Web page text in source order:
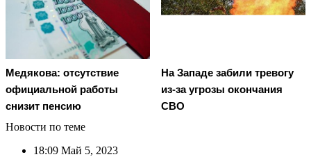
Медякова: отсутствие
официальной работы
снизит пенсию
На Западе забили тревогу
из-за угрозы окончания
СВО
Новости по теме
18:09 Май 5, 2023